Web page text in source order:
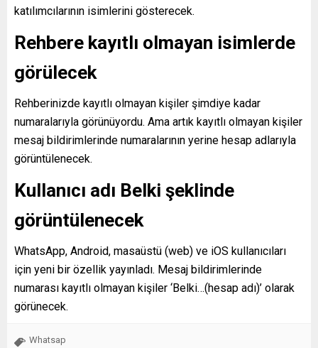
katılımcılarının isimlerini gösterecek.
Rehbere kayıtlı olmayan isimlerde
görülecek
Rehberinizde kayıtlı olmayan kişiler şimdiye kadar
numaralarıyla görünüyordu. Ama artık kayıtlı olmayan kişiler
mesaj bildirimlerinde numaralarının yerine hesap adlarıyla
görüntülenecek.
Kullanıcı adı Belki şeklinde
görüntülenecek
WhatsApp, Android, masaüstü (web) ve iOS kullanıcıları
için yeni bir özellik yayınladı. Mesaj bildirimlerinde
numarası kayıtlı olmayan kişiler ‘Belki…(hesap adı)’ olarak
görünecek.
Whatsap